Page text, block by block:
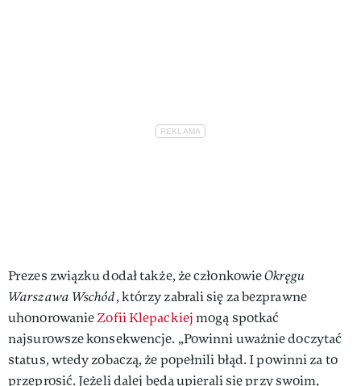
Prezes związku dodał także, że członkowieOkręgu
Warszawa Wschód, którzy zabrali się za bezprawne
uhonorowanieZofii Klepackiejmogą spotkać
najsurowsze konsekwencje. „Powinni uważnie doczytać
status, wtedy zobaczą, że popełnili błąd. I powinni za to
przeprosić. Jeżeli dalej będą upierali się przy swoim,